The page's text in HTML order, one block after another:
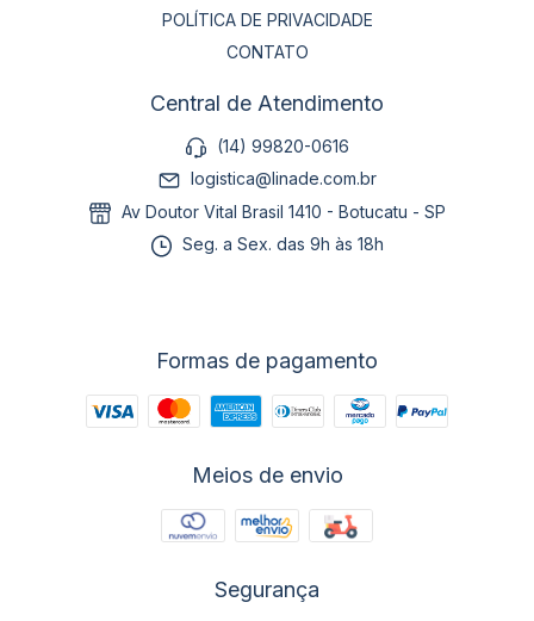
POLÍTICA DE PRIVACIDADE
CONTATO
Central de Atendimento
(14) 99820-0616
logistica@linade.com.br
Av Doutor Vital Brasil 1410 - Botucatu - SP
Seg. a Sex. das 9h às 18h
Formas de pagamento
Meios de envio
Segurança